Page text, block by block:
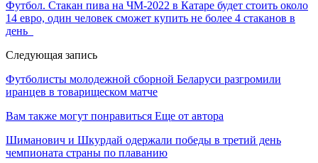
Футбол. Стакан пива на ЧМ-2022 в Катаре будет стоить около
14 евро, один человек сможет купить не более 4 стаканов в
день
Следующая запись
Футболисты молодежной сборной Беларуси разгромили
иранцев в товарищеском матче
Вам также могут понравиться Еще от автора
Шиманович и Шкурдай одержали победы в третий день
чемпионата страны по плаванию